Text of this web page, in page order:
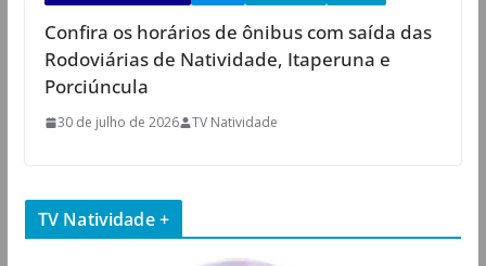
Confira os horários de ônibus com saída das
Rodoviárias de Natividade, Itaperuna e
Porciúncula
30 de julho de 2026 TV Natividade
TV Natividade +